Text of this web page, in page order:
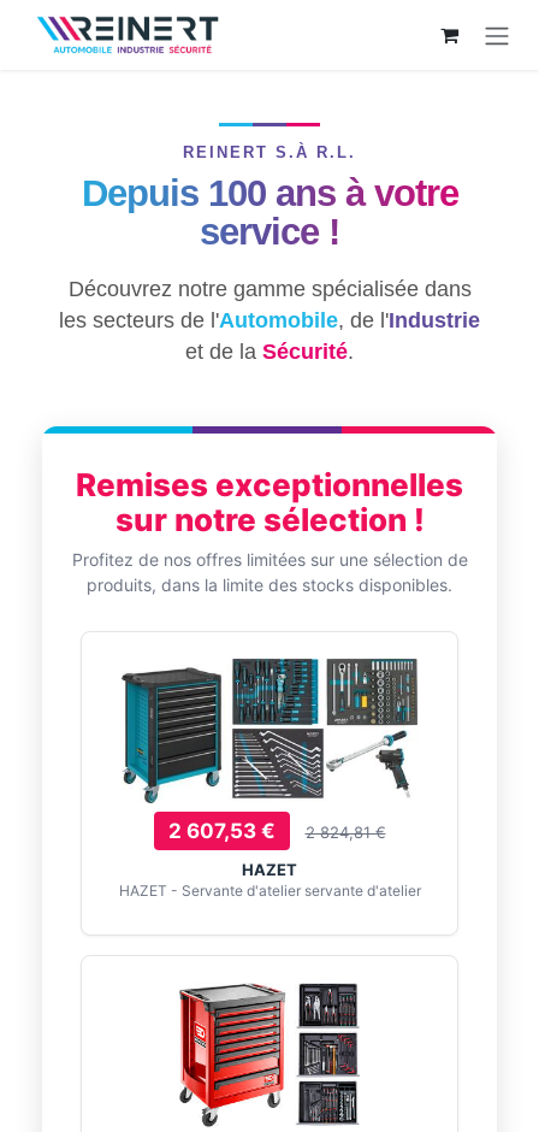
Skip to Content
REINERT S.À R.L.
Depuis 100 ans à votre
service !
Découvrez notre gamme spécialisée dans
les secteurs de l'Automobile, de l'Industrie
et de la Sécurité.
Remises exceptionnelles
sur notre sélection !
Profitez de nos offres limitées sur une sélection de
produits, dans la limite des stocks disponibles.
2 607,53 €
2 824,81 €
HAZET
HAZET - Servante d'atelier servante d'atelier